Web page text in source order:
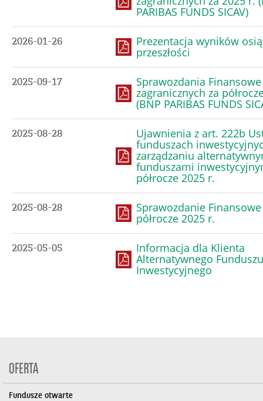
PARIBAS FUNDS SICAV)
2026-01-26 Prezentacja wyników
przeszłości
2025-09-17 Sprawozdania
zagranicznych za
(BNP PARIBAS FUNDS
2025-08-28 Ujawnienia z art. 222b
funduszach
zarządzaniu
funduszami
półrocze 2025 r.
2025-08-28 Sprawozdanie Finansowe
półrocze 2025 r.
2025-05-05 Informacja dla Klienta
Alternatywnego Funduszu
Inwestycyjnego
OFERTA
Fundusze otwarte